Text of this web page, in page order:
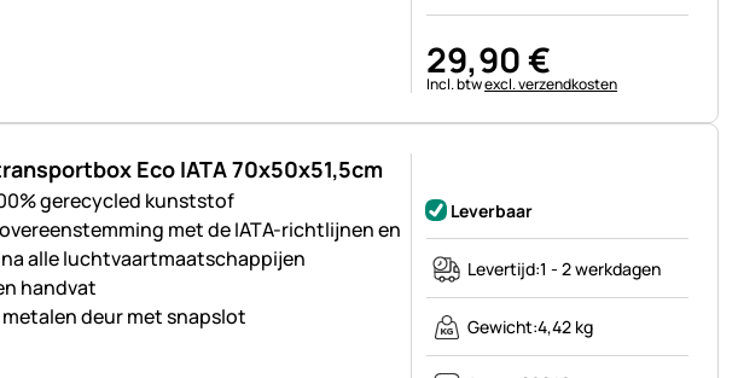
29,90€
Belastinginformatie:
Incl. btwexcl. verzendkosten
Eco IATA 70x50x51,5cm
gerecycled kunststof
met de IATA-richtlijnen en
alle luchtvaartmaatschappijen
handvat
deur met snapslot
Leverbaar
Levertijd:1 - 2 werkdagen
Gewicht:4,42 kg